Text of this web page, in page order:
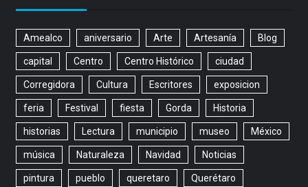
Amealco aniversario Arte Artesanía Blog
capital Centro Centro Histórico ciudad
Corregidora Cultura Escritores exposicion
feria Festival fiesta Gorda Historia
historias Lectura municipio museo México
música Naturaleza Navidad Noticias
pintura pueblo queretaro Querétaro